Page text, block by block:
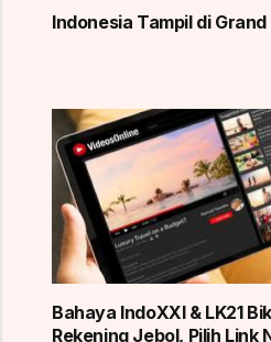
Indonesia Tampil di Grand
Bahaya IndoXXI & LK21
Rekening Jebol, Pilih Link